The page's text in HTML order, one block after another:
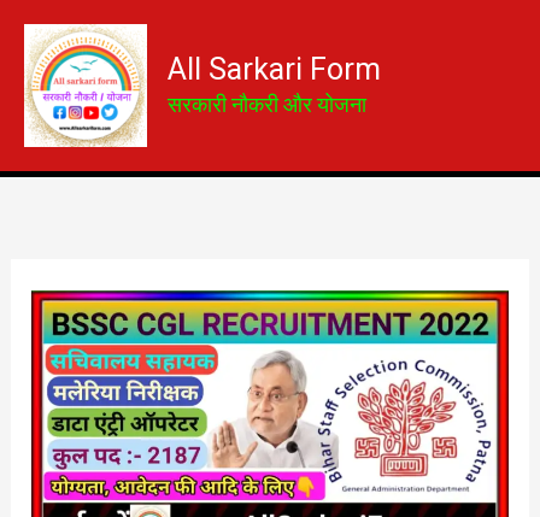
content
All Sarkari Form
सरकारी नौकरी और योजना